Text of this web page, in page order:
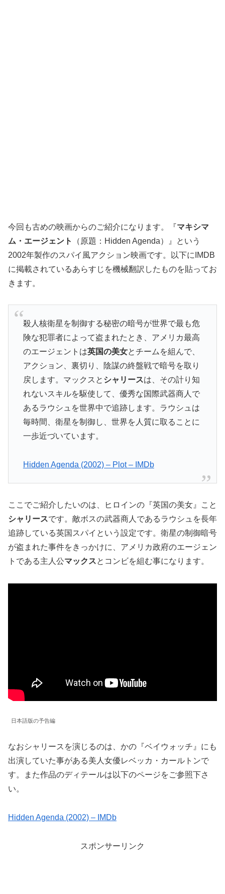
今回も古めの映画からのご紹介になります。『マキシマ
ム・エージェント
（原題：Hidden Agenda）』という
2002年製作のスパイ風アクション映画です。以下にIMDB
に掲載されているあらすじを機械翻訳したものを貼ってお
きます。
殺人核衛星を制御する秘密の暗号が世界で最も危
険な犯罪者によって盗まれたとき、アメリカ最高
のエージェントは英国の美女とチームを組んで、
アクション、裏切り、陰謀の終盤戦で暗号を取り
戻します。マックスと シャリースは、その計り知
れないスキルを駆使して、優秀な国際武器商人で
あるラウシュを世界中で追跡します。ラウシュは
毎時間、衛星を制御し、世界を人質に取ることに
一歩近づいています。
Hidden Agenda (2002) – Plot – IMDb
ここでご紹介したいのは、ヒロインの『英国の美女』こと
シャリースです。敵ボスの武器商人であるラウシュを長年
追跡している英国スパイという設定です。衛星の制御暗号
が盗まれた事件をきっかけに、アメリカ政府のエージェン
トである主人公マックスとコンビを組む事になります。
日本語版の予告編
なおシャリースを演じるのは、かの『ベイウォッチ』にも
出演していた事がある美人女優レベッカ・カールトンで
す。また作品のディテールは以下のページをご参照下さ
い。
Hidden Agenda (2002) – IMDb
スポンサーリンク